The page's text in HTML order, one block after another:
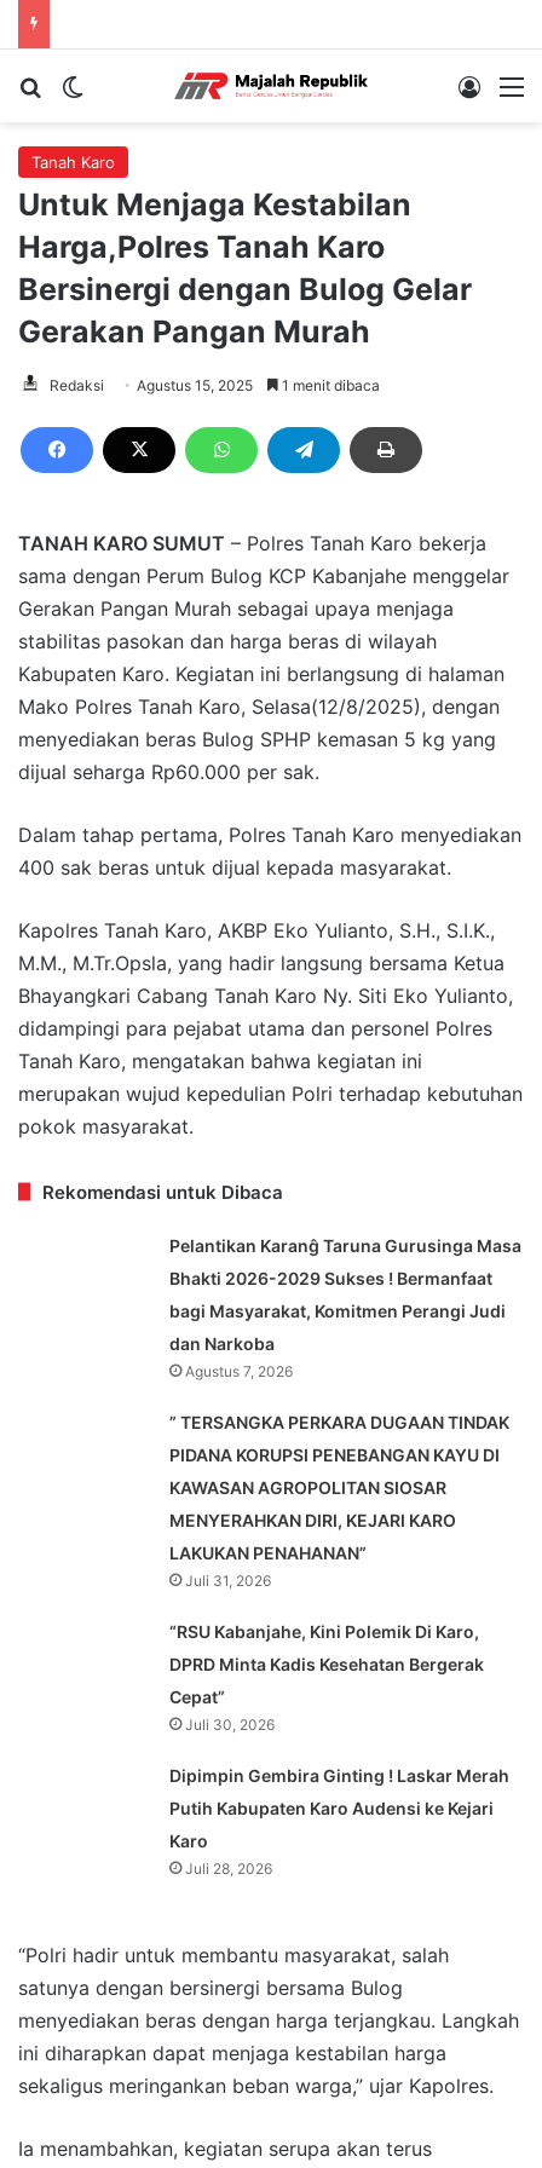
Cari berita...Switch skin Log In
Tanah Karo
Untuk Menjaga Kestabilan
Harga,Polres Tanah Karo
Bersinergi dengan Bulog Gelar
Gerakan Pangan Murah
Redaksi Agustus 15, 2025 1 menit dibaca
TANAH KARO SUMUT – Polres Tanah Karo bekerja
sama dengan Perum Bulog KCP Kabanjahe menggelar
Gerakan Pangan Murah sebagai upaya menjaga
stabilitas pasokan dan harga beras di wilayah
Kabupaten Karo. Kegiatan ini berlangsung di halaman
Mako Polres Tanah Karo, Selasa(12/8/2025), dengan
menyediakan beras Bulog SPHP kemasan 5 kg yang
dijual seharga Rp60.000 per sak.
Dalam tahap pertama, Polres Tanah Karo menyediakan
400 sak beras untuk dijual kepada masyarakat.
Kapolres Tanah Karo, AKBP Eko Yulianto, S.H., S.I.K.,
M.M., M.Tr.Opsla, yang hadir langsung bersama Ketua
Bhayangkari Cabang Tanah Karo Ny. Siti Eko Yulianto,
didampingi para pejabat utama dan personel Polres
Tanah Karo, mengatakan bahwa kegiatan ini
merupakan wujud kepedulian Polri terhadap kebutuhan
pokok masyarakat.
Rekomendasi untuk Dibaca
Pelantikan Karanĝ Taruna Gurusinga Masa
Bhakti 2026-2029 Sukses ! Bermanfaat
bagi Masyarakat, Komitmen Perangi Judi
dan Narkoba
Agustus 7, 2026
” TERSANGKA PERKARA DUGAAN TINDAK
PIDANA KORUPSI PENEBANGAN KAYU DI
KAWASAN AGROPOLITAN SIOSAR
MENYERAHKAN DIRI, KEJARI KARO
LAKUKAN PENAHANAN”
Juli 31, 2026
“RSU Kabanjahe, Kini Polemik Di Karo,
DPRD Minta Kadis Kesehatan Bergerak
Cepat”
Juli 30, 2026
Dipimpin Gembira Ginting ! Laskar Merah
Putih Kabupaten Karo Audensi ke Kejari
Karo
Juli 28, 2026
“Polri hadir untuk membantu masyarakat, salah
satunya dengan bersinergi bersama Bulog
menyediakan beras dengan harga terjangkau. Langkah
ini diharapkan dapat menjaga kestabilan harga
sekaligus meringankan beban warga,” ujar Kapolres.
Ia menambahkan, kegiatan serupa akan terus